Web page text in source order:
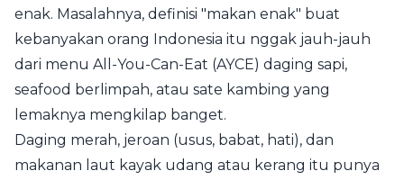
enak. Masalahnya, definisi "makan enak" buat
kebanyakan orang Indonesia itu nggak jauh-jauh
dari menu All-You-Can-Eat (AYCE) daging sapi,
seafood berlimpah, atau sate kambing yang
lemaknya mengkilap banget.
Daging merah, jeroan (usus, babat, hati), dan
makanan laut kayak udang atau kerang itu punya